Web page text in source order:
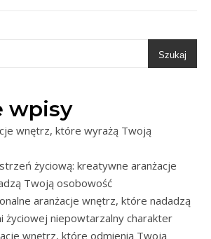
Szukaj
wpisy
wnętrz, które wyrażą Twoją
życiową: kreatywne aranżacje
Twoją osobowość
aranżacje wnętrz, które nadadzą
niepowtarzalny charakter
wnętrz, które odmienią Twoją